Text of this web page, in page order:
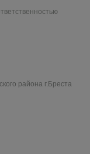
района г.Бреста